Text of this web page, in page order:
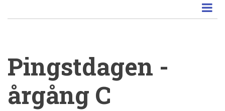
Pingstdagen -
årgång C